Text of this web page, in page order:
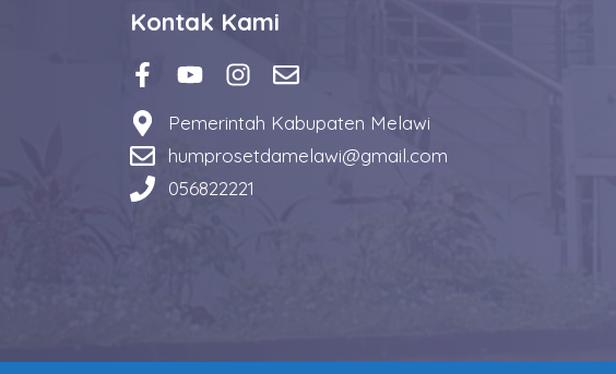
Kontak Kami
Pemerintah Kabupaten Melawi
humprosetdamelawi@gmail.com
056822221